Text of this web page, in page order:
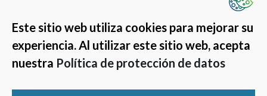
Este sitio web utiliza cookies para mejorar su
experiencia. Al utilizar este sitio web, acepta
nuestra Política de protección de datos